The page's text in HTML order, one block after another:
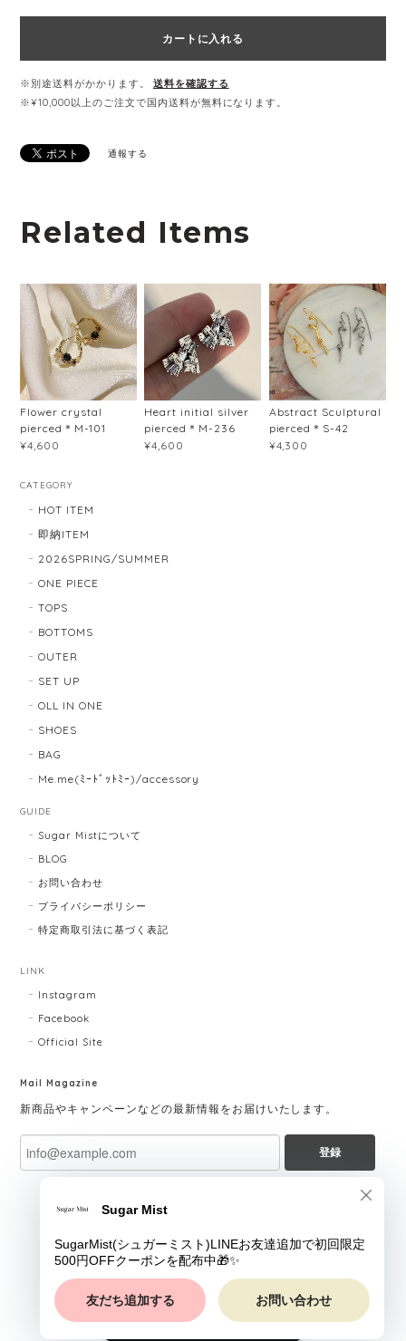
カートに入れる
※別途送料がかかります。
送料を確認する
※¥10,000以上のご注文で国内送料が無料になります。
通報する
Related Items
Flower crystal
pierced＊M-101
¥4,600
Heart initial silver
pierced＊M-236
¥4,600
Abstract Sculptural
pierced＊S-42
¥4,300
CATEGORY
HOT ITEM
即納ITEM
2026SPRING/SUMMER
ONE PIECE
TOPS
BOTTOMS
OUTER
SET UP
OLL IN ONE
SHOES
BAG
Me.me(ﾐｰﾄﾞｯﾄﾐｰ)/accessory
GUIDE
Sugar Mistについて
BLOG
お問い合わせ
プライバシーポリシー
特定商取引法に基づく表記
LINK
Instagram
Facebook
Official Site
Mail Magazine
新商品やキャンペーンなどの最新情報をお届けいたします。
登録
ショップに質問する